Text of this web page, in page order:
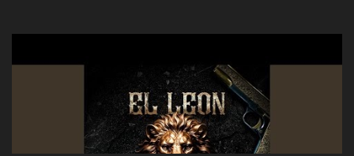
ni tampoco las mujeres porque es platica de grandes por eso hay
que estar alegres doy las instrucciones para atender los deberes
Música Si es que salta algún problema de confianza tengo gente
ahí está el Hombre Cuarenta y también Pariente 7 arreglan
cualquier problema no más es cuestión que ordené NOS HACE